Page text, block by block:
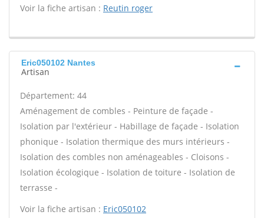
Voir la fiche artisan : Reutin roger
Eric050102 Nantes
Artisan
Département: 44
Aménagement de combles - Peinture de façade -
Isolation par l'extérieur - Habillage de façade - Isolation
phonique - Isolation thermique des murs intérieurs -
Isolation des combles non aménageables - Cloisons -
Isolation écologique - Isolation de toiture - Isolation de
terrasse -
Voir la fiche artisan : Eric050102